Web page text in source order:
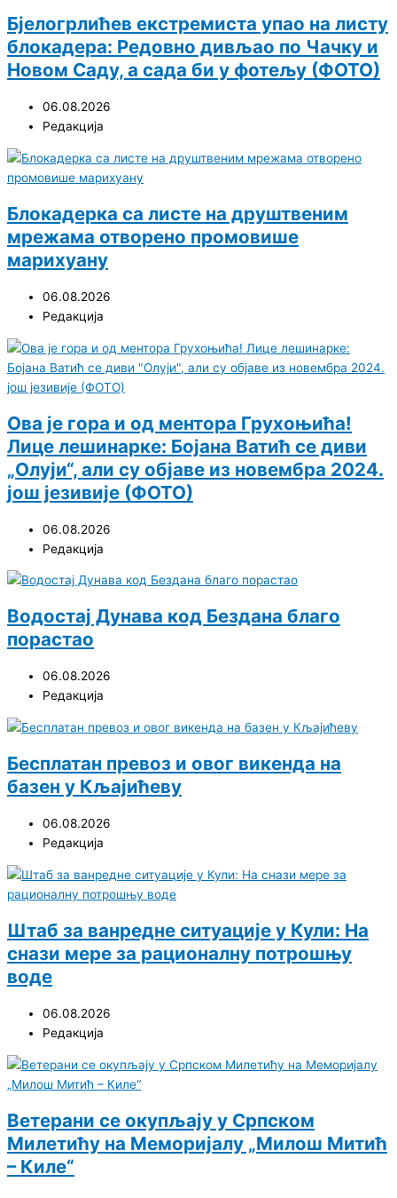
Бјелогрлићев екстремиста упао на листу
блокадера: Редовно дивљао по Чачку и
Новом Саду, а сада би у фотељу (ФОТО)
06.08.2026
Редакција
Блокадерка са листе на друштвеним
мрежама отворено промовише
марихуану
06.08.2026
Редакција
Ова је гора и од ментора Грухоњића!
Лице лешинарке: Бојана Ватић се диви
„Олуји“, али су објаве из новембра 2024.
још језивије (ФОТО)
06.08.2026
Редакција
Водостај Дунава код Бездана благо
порастао
06.08.2026
Редакција
Бесплатан превоз и овог викенда на
базен у Кљајићеву
06.08.2026
Редакција
Штаб за ванредне ситуације у Кули: На
снази мере за рационалну потрошњу
воде
06.08.2026
Редакција
Ветерани се окупљају у Српском
Милетићу на Меморијалу „Милош Митић
– Киле“